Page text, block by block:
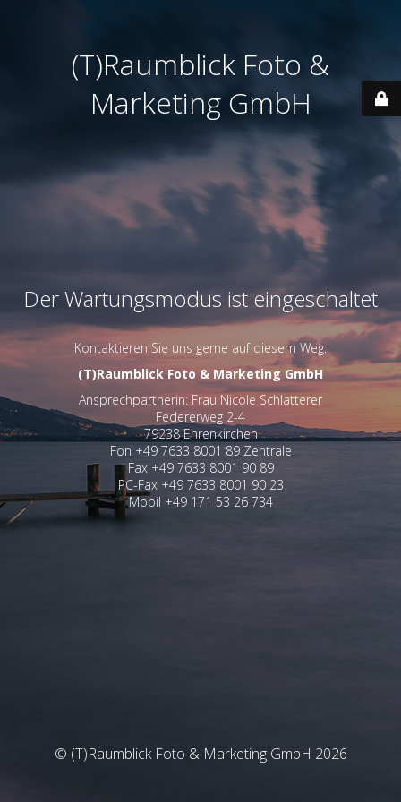
(T)Raumblick Foto &
Marketing GmbH
Der Wartungsmodus ist eingeschaltet
Kontaktieren Sie uns gerne auf diesem Weg:
(T)Raumblick Foto & Marketing GmbH
Ansprechpartnerin: Frau Nicole Schlatterer
Federerweg 2-4
79238 Ehrenkirchen
Fon +49 7633 8001 89 Zentrale
Fax +49 7633 8001 90 89
PC-Fax +49 7633 8001 90 23
Mobil +49 171 53 26 734
© (T)Raumblick Foto & Marketing GmbH 2026